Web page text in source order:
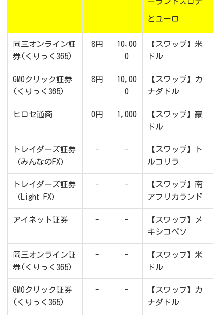
ーランドズロチ
とユーロ
岡三オンライン証
券(くりっく365)
8円
10,00
0
【スワップ】米
ドル
GMOクリック証券
(くりっく365)
8円
10,00
0
【スワップ】カ
ナダドル
ヒロセ通商 0円 1,000
【スワップ】豪
ドル
トレイダーズ証券
（みんなのFX）
- -
【スワップ】ト
ルコリラ
トレイダーズ証券
（Light FX）
- -
【スワップ】南
アフリカランド
アイネット証券 - -
【スワップ】メ
キシコペソ
岡三オンライン証
券(くりっく365)
- -
【スワップ】米
ドル
GMOクリック証券
(くりっく365)
- -
【スワップ】カ
ナダドル